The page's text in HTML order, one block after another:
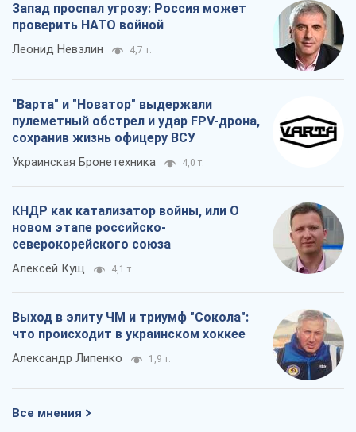
Запад проспал угрозу: Россия может
проверить НАТО войной
Леонид Невзлин 4,7 т.
"Варта" и "Новатор" выдержали
пулеметный обстрел и удар FPV-дрона,
сохранив жизнь офицеру ВСУ
Украинская Бронетехника 4,0 т.
КНДР как катализатор войны, или О
новом этапе российско-
северокорейского союза
Алексей Кущ 4,1 т.
Выход в элиту ЧМ и триумф "Сокола":
что происходит в украинском хоккее
Александр Липенко 1,9 т.
Все мнения